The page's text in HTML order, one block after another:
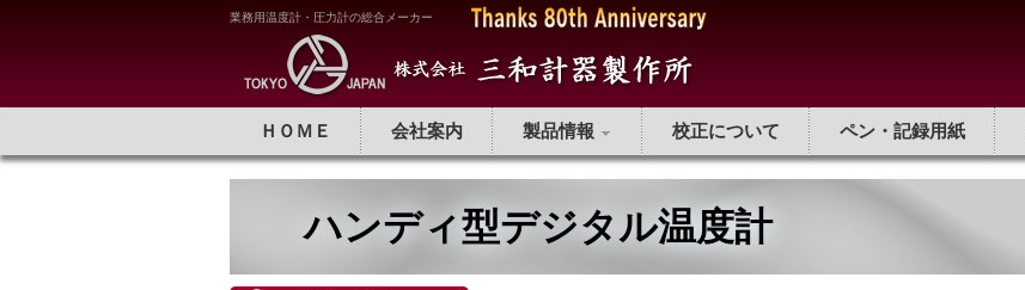
業務用温度計・圧力計の総合メーカー
ＨＯＭＥ 会社案内 製品情報 校正について ペン・記録用紙
ハンディ型デジタル温度計